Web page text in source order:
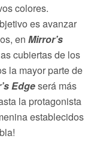
colores.
es avanzar
en Mirror’s
cubiertas de los
la mayor parte de
Edgeserá más
la protagonista
establecidos